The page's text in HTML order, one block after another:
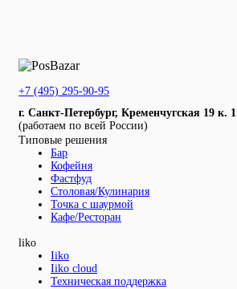
+7 (495) 295-90-95
г. Санкт-Петербург, Кременчугская 19 к. 1
(работаем по всей России)
Типовые решения
Бар
Кофейня
Фастфуд
Столовая/Кулинария
Точка с шаурмой
Кафе/Ресторан
liko
Iiko
Iiko cloud
Техническая поддержка